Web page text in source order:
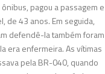
pagou a passagem e
de 43 anos. Em seguida,
defendê-la também foram
era enfermeira. As vítimas
pela BR-040, quando